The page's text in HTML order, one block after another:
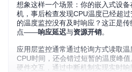
想象这样一个场景：你的嵌入式设
机，事后检查发现CPU温度已经超
的温度监控没有及时响应？这正是
点——响应延迟与资源开销。
应用层监控通常通过轮询方式读取
CPU时间，还会错过短暂的温度峰
硬件交互，通过中断机制实现实时